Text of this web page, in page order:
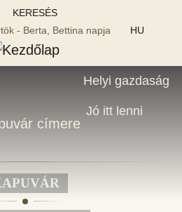
KERESÉS
- Berta, Bettina napja
HU
Helyi gazdaság
Jó itt lenni